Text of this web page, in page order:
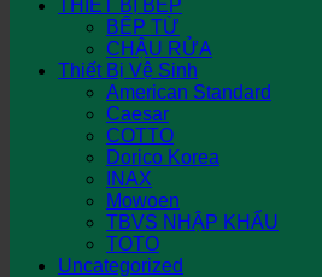
THIẾT BỊ BẾP
BẾP TỪ
CHẬU RỬA
Thiết Bị Vệ Sinh
American Standard
Caesar
COTTO
Dorico Korea
INAX
Mowoen
TBVS NHẬP KHẨU
TOTO
Uncategorized